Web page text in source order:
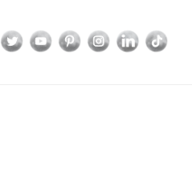
Facebook
TwitterYouTubePinterestInstagram